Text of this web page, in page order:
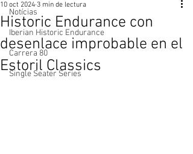
Notícias
Iberian Historic Endurance
Carrera 80
Single Seater Series
Historic Endurance con
desenlace improbable en el
Estoril Classics
10 oct 2024 3 min de lectura